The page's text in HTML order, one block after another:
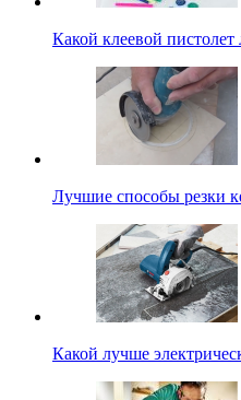
Какой клеевой
Лучшие способы резки
Какой лучше